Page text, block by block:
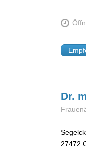
Dr.
27472